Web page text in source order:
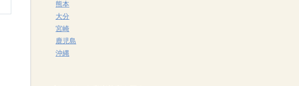
熊本
大分
宮崎
鹿児島
沖縄